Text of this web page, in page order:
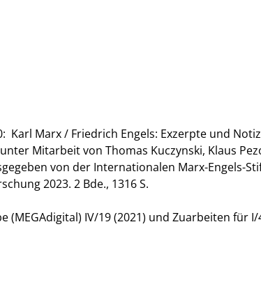
Karl Marx / Friedrich Engels: Exzerpte und
Mitarbeit von Thomas Kuczynski, Klaus
von der Internationalen Marx-Engels-
2023. 2 Bde., 1316 S.
IV/19 (2021) und Zuarbeiten für I/